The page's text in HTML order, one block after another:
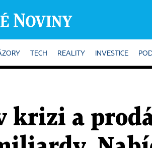
TECH REALITY INVESTICE
krizi a